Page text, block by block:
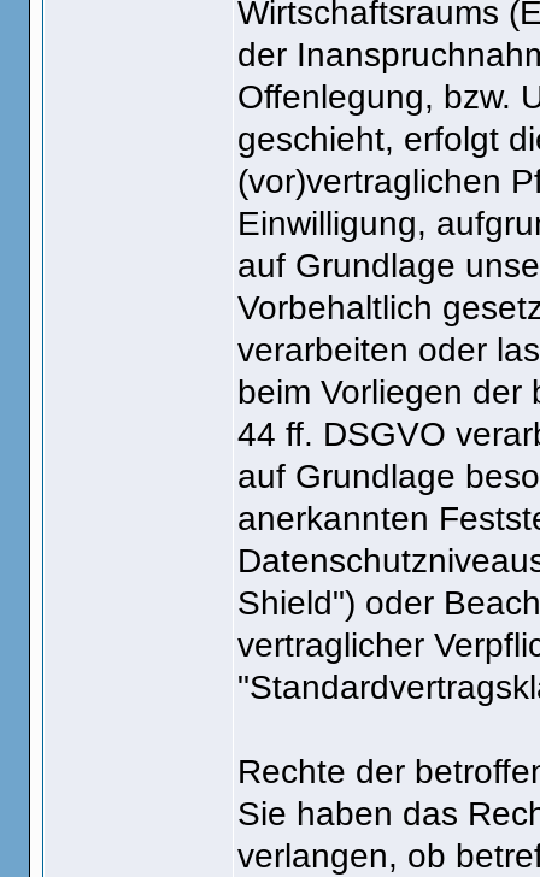
Wirtschaftsraums
der
Offenlegung, bzw.
geschieht, erfolgt
(vor)vertraglichen
Einwilligung,
auf Grundlage
Vorbehaltlich
verarbeiten oder
beim Vorliegen der
44 ff. DSGVO
auf Grundlage
anerkannten
Shield") oder
vertraglicher
Rechte der
Sie haben das
verlangen, ob